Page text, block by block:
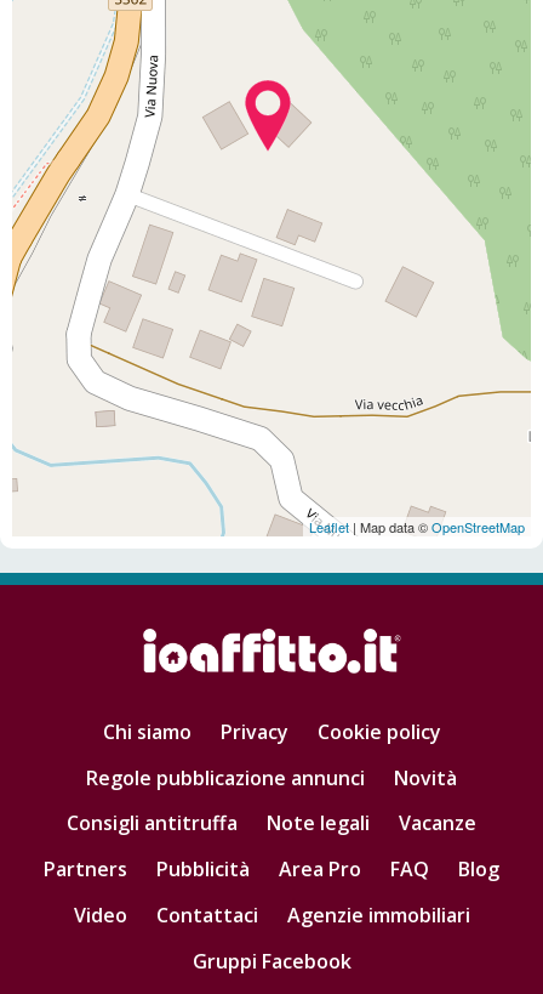
Leaflet| Map data ©OpenStreetMap
Chi siamo Privacy
Cookie policy
Regole pubblicazione annunci
Novità
Consigli antitruffa
Note legali
Vacanze
Partners
Pubblicità Area Pro FAQ
Blog
Video
Contattaci
Agenzie immobiliari
Gruppi Facebook